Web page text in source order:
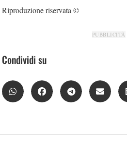
Riproduzione riservata ©
PUBBLICITÀ
Condividi su